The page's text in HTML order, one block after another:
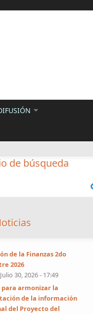
de búsqueda
de la Finanzas 2do
2026
30, 2026 - 17:49
armonizar la
de la información
del Proyecto del